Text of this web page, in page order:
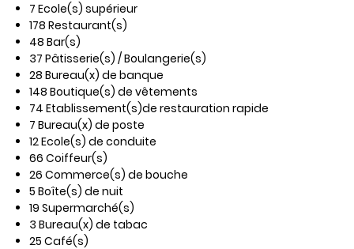
7 Ecole(s) supérieur
178 Restaurant(s)
48 Bar(s)
37 Pâtisserie(s) / Boulangerie(s)
28 Bureau(x) de banque
148 Boutique(s) de vêtements
74 Etablissement(s)de restauration rapide
7 Bureau(x) de poste
12 Ecole(s) de conduite
66 Coiffeur(s)
26 Commerce(s) de bouche
5 Boîte(s) de nuit
19 Supermarché(s)
3 Bureau(x) de tabac
25 Café(s)